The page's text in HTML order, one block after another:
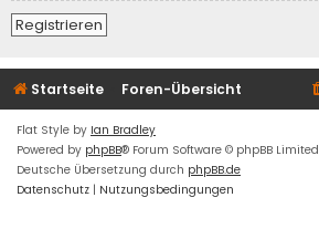
Registrieren
Startseite Foren-Übersicht
Flat Style by Ian Bradley
Powered by phpBB® Forum Software © phpBB Limited
Deutsche Übersetzung durch phpBB.de
Datenschutz | Nutzungsbedingungen